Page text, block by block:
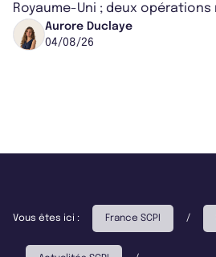
Royaume-Uni ; deux opérations
partenariat. Ces co-
Aurore Duclaye
04/08/26
Vous êtes ici : France SCPI /